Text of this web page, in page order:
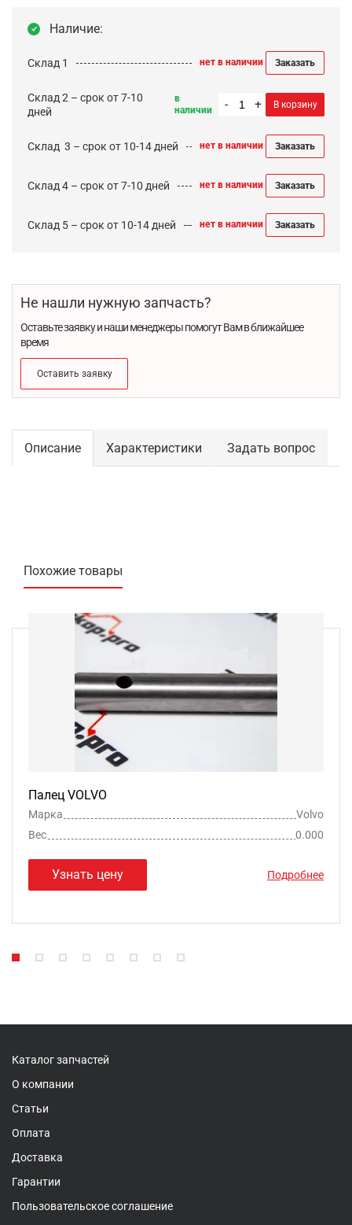
Наличие:
Склад 1 нет в наличии Заказать
Склад 2 – срок от 7-10
дней
в
наличии
- + В корзину
Cклад 3 – срок от 10-14 дней нет в наличии Заказать
Склад 4 – срок от 7-10 дней нет в наличии Заказать
Склад 5 – срок от 10-14 дней нет в наличии Заказать
Не нашли нужную запчасть?
Оставьте заявку и наши менеджеры помогут Вам в ближайшее
время
Оставить заявку
Описание Характеристики Задать вопрос
Похожие товары
Палец VOLVO
Марка
Volvo
Вес
0.000
Узнать цену Подробнее
Каталог запчастей
О компании
Статьи
Оплата
Доставка
Гарантии
Пользовательское соглашение